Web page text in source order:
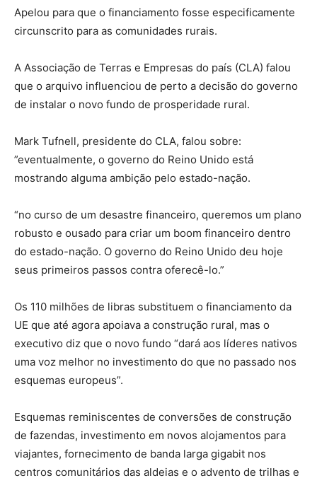
Apelou para que o financiamento fosse especificamente
circunscrito para as comunidades rurais.
A Associação de Terras e Empresas do país (CLA) falou
que o arquivo influenciou de perto a decisão do governo
de instalar o novo fundo de prosperidade rural.
Mark Tufnell, presidente do CLA, falou sobre: ​​
”eventualmente, o governo do Reino Unido está
mostrando alguma ambição pelo estado-nação.
“no curso de um desastre financeiro, queremos um plano
robusto e ousado para criar um boom financeiro dentro
do estado-nação. O governo do Reino Unido deu hoje
seus primeiros passos contra oferecê-lo.”
Os 110 milhões de libras substituem o financiamento da
UE que até agora apoiava a construção rural, mas o
executivo diz que o novo fundo “dará aos líderes nativos
uma voz melhor no investimento do que no passado nos
esquemas europeus”.
Esquemas reminiscentes de conversões de construção
de fazendas, investimento em novos alojamentos para
viajantes, fornecimento de banda larga gigabit nos
centros comunitários das aldeias e o advento de trilhas e